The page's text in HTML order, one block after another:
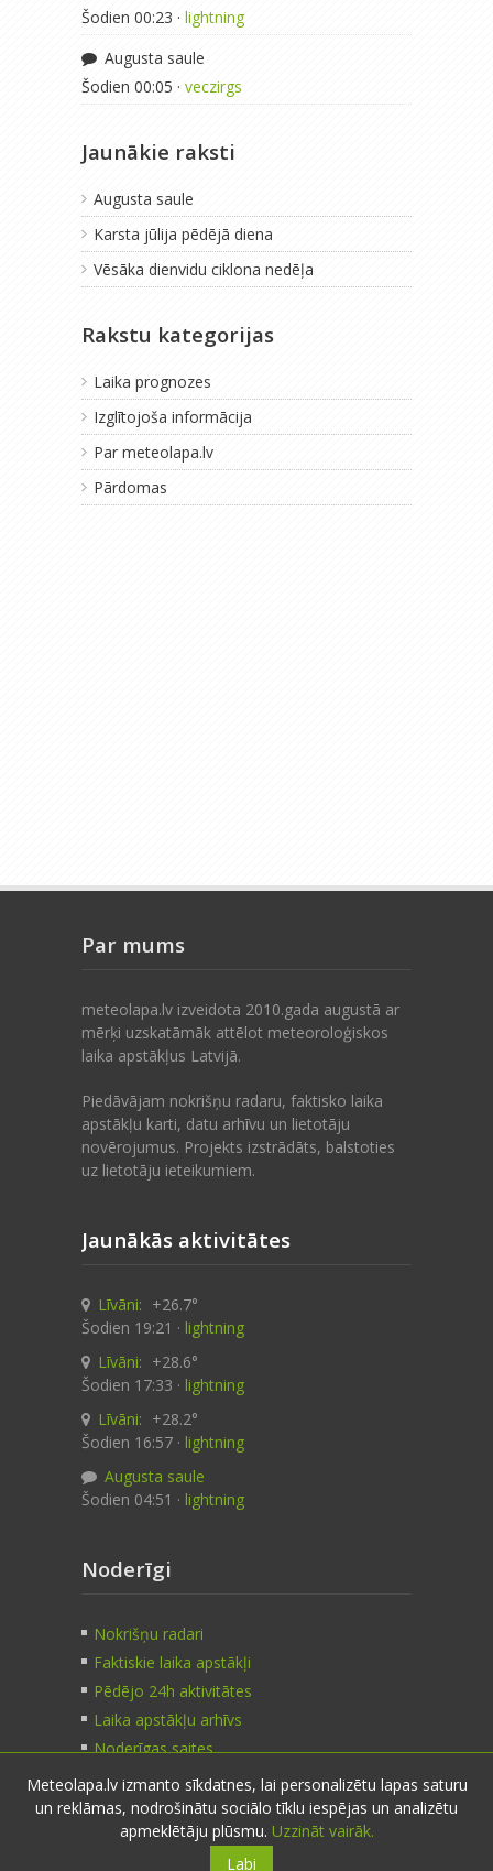
Šodien 00:23 · lightning
Augusta saule
Šodien 00:05 · veczirgs
Jaunākie raksti
Augusta saule
Karsta jūlija pēdējā diena
Vēsāka dienvidu ciklona nedēļa
Rakstu kategorijas
Laika prognozes
Izglītojoša informācija
Par meteolapa.lv
Pārdomas
Par mums
meteolapa.lv izveidota 2010.gada augustā ar
mērķi uzskatāmāk attēlot meteoroloģiskos
laika apstākļus Latvijā.
Piedāvājam nokrišņu radaru, faktisko laika
apstākļu karti, datu arhīvu un lietotāju
novērojumus. Projekts izstrādāts, balstoties
uz lietotāju ieteikumiem.
Jaunākās aktivitātes
Līvāni: +26.7°
Šodien 19:21 · lightning
Līvāni: +28.6°
Šodien 17:33 · lightning
Līvāni: +28.2°
Šodien 16:57 · lightning
Augusta saule
Šodien 04:51 · lightning
Noderīgi
Nokrišņu radari
Faktiskie laika apstākļi
Pēdējo 24h aktivitātes
Laika apstākļu arhīvs
Noderīgas saites
Kontakti
Meteolapa.lv izmanto sīkdatnes, lai personalizētu lapas saturu
un reklāmas, nodrošinātu sociālo tīklu iespējas un analizētu
apmeklētāju plūsmu. Uzzināt vairāk.
Labi